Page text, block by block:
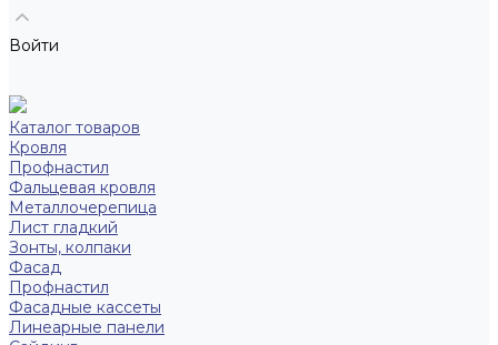
Войти
Каталог товаров
Кровля
Профнастил
Фальцевая кровля
Металлочерепица
Лист гладкий
Зонты, колпаки
Фасад
Профнастил
Фасадные кассеты
Линеарные панели